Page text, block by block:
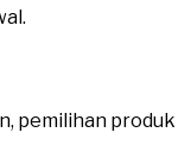
pemilihan produk